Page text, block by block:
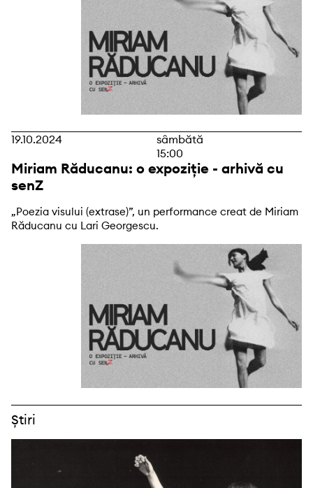
19.10.2024
sâmbătă
15:00
Miriam Răducanu: o expoziție - arhivă cu
senZ
„Poezia visului (extrase)”, un performance creat de Miriam
Răducanu cu Lari Georgescu.
Știri